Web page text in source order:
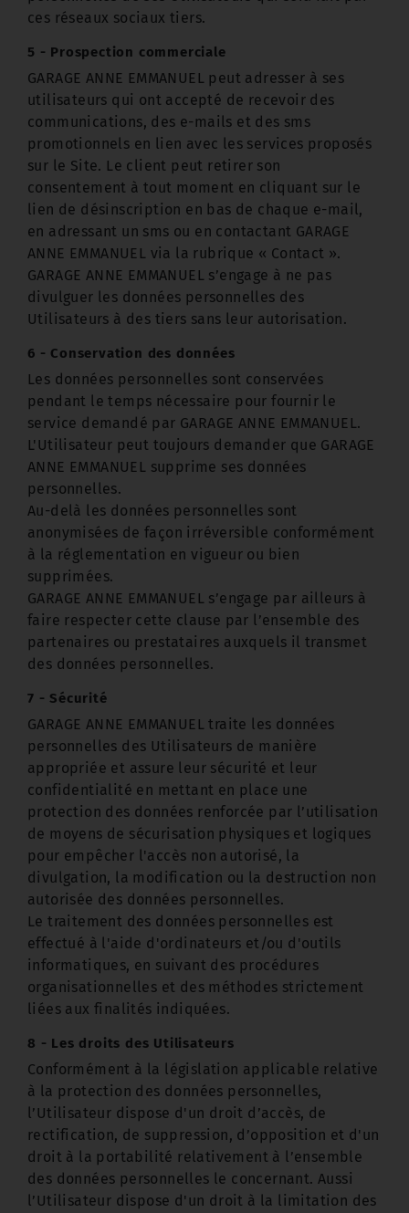
ces réseaux sociaux tiers.
5 - Prospection commerciale
GARAGE ANNE EMMANUEL peut adresser à ses
utilisateurs qui ont accepté de recevoir des
communications, des e-mails et des sms
promotionnels en lien avec les services proposés
sur le Site. Le client peut retirer son
consentement à tout moment en cliquant sur le
lien de désinscription en bas de chaque e-mail,
en adressant un sms ou en contactant GARAGE
ANNE EMMANUEL via la rubrique « Contact ».
GARAGE ANNE EMMANUEL s’engage à ne pas
divulguer les données personnelles des
Utilisateurs à des tiers sans leur autorisation.
6 - Conservation des données
Les données personnelles sont conservées
pendant le temps nécessaire pour fournir le
service demandé par GARAGE ANNE EMMANUEL.
L'Utilisateur peut toujours demander que GARAGE
ANNE EMMANUEL supprime ses données
personnelles.
Au-delà les données personnelles sont
anonymisées de façon irréversible conformément
à la réglementation en vigueur ou bien
supprimées.
GARAGE ANNE EMMANUEL s’engage par ailleurs à
faire respecter cette clause par l’ensemble des
partenaires ou prestataires auxquels il transmet
des données personnelles.
7 - Sécurité
GARAGE ANNE EMMANUEL traite les données
personnelles des Utilisateurs de manière
appropriée et assure leur sécurité et leur
confidentialité en mettant en place une
protection des données renforcée par l’utilisation
de moyens de sécurisation physiques et logiques
pour empêcher l'accès non autorisé, la
divulgation, la modification ou la destruction non
autorisée des données personnelles.
Le traitement des données personnelles est
effectué à l'aide d'ordinateurs et/ou d'outils
informatiques, en suivant des procédures
organisationnelles et des méthodes strictement
liées aux finalités indiquées.
8 - Les droits des Utilisateurs
Conformément à la législation applicable relative
à la protection des données personnelles,
l’Utilisateur dispose d'un droit d’accès, de
rectification, de suppression, d’opposition et d'un
droit à la portabilité relativement à l’ensemble
des données personnelles le concernant. Aussi
l’Utilisateur dispose d'un droit à la limitation des